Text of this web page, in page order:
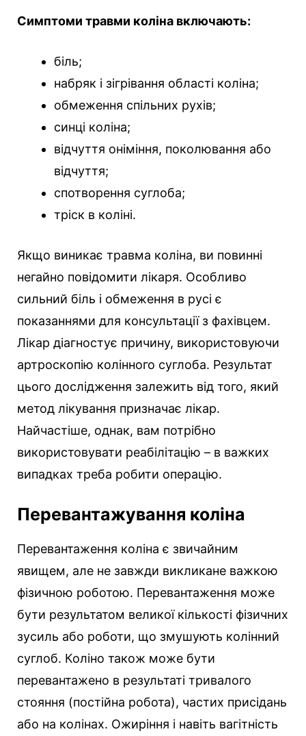
Симптоми травми коліна включають:
біль;
набряк і зігрівання області коліна;
обмеження спільних рухів;
синці коліна;
відчуття оніміння, поколювання або
відчуття;
спотворення суглоба;
тріск в коліні.
Якщо виникає травма коліна, ви повинні
негайно повідомити лікаря. Особливо
сильний біль і обмеження в русі є
показаннями для консультації з фахівцем.
Лікар діагностує причину, використовуючи
артроскопію колінного суглоба. Результат
цього дослідження залежить від того, який
метод лікування призначає лікар.
Найчастіше, однак, вам потрібно
використовувати реабілітацію – в важких
випадках треба робити операцію.
Перевантажування коліна
Перевантаження коліна є звичайним
явищем, але не завжди викликане важкою
фізичною роботою. Перевантаження може
бути результатом великої кількості фізичних
зусиль або роботи, що змушують колінний
суглоб. Коліно також може бути
перевантажено в результаті тривалого
стояння (постійна робота), частих присідань
або на колінах. Ожиріння і навіть вагітність